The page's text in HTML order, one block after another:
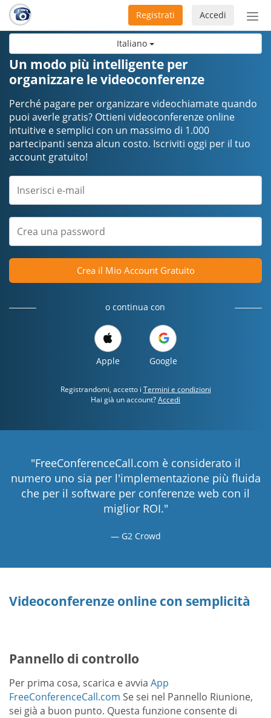
Italiano
Accedi
Registrati
Un modo più intelligente per
organizzare le videoconferenze
Perché pagare per organizzare videochiamate quando
puoi averle gratis? Ottieni videoconferenze online
intuitive e semplici con un massimo di 1.000
partecipanti senza alcun costo. Iscriviti oggi per il tuo
account gratuito!
Crea il Mio Account Gratuito
o continua con
Apple Google
Registrandomi, accetto i Termini e condizioni
Hai già un account?Accedi
"FreeConferenceCall.com è considerato il
numero uno sia per l'implementazione più fluida
che per il software per conferenze web con il
miglior ROI."
G2 Crowd
Videoconferenze online con semplicità
Pannello di controllo
Per prima cosa, scarica e avvia App
FreeConferenceCall.com Se sei nel Pannello Riunione,
sei già a buon punto. Questa funzione consente di